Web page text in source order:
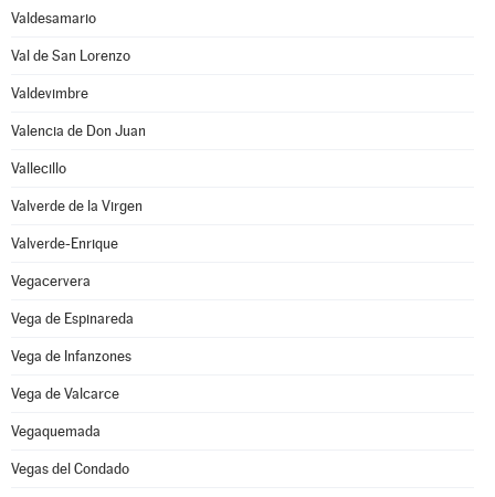
Valdesamario
Val de San Lorenzo
Valdevimbre
Valencia de Don Juan
Vallecillo
Valverde de la Virgen
Valverde-Enrique
Vegacervera
Vega de Espinareda
Vega de Infanzones
Vega de Valcarce
Vegaquemada
Vegas del Condado